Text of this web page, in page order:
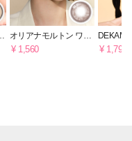
オリアナモルトン ワン
デー アッシュブラウン
¥ 1,560
プ [1日用]
¥ 1,790